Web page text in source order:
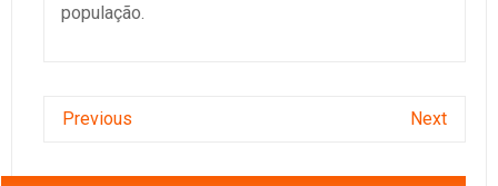
população.
Previous Next